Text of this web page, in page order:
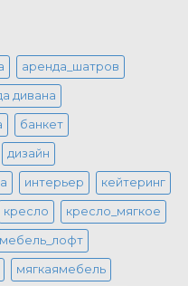
аренда_шатров
дивана
банкет
дизайн
интерьер кейтеринг
кресло кресло_мягкое
мебель_лофт
мягкаямебель